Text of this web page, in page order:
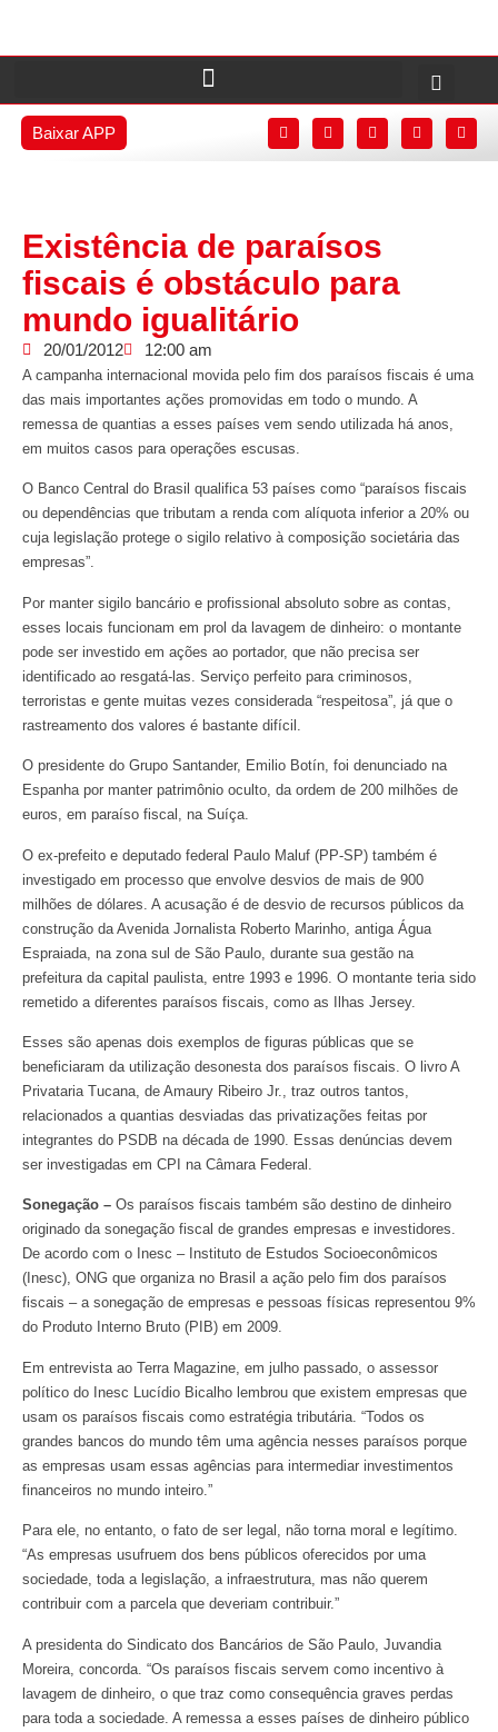
Baixar APP
Existência de paraísos
fiscais é obstáculo para
mundo igualitário
20/01/2012 12:00 am
A campanha internacional movida pelo fim dos paraísos fiscais é uma
das mais importantes ações promovidas em todo o mundo. A
remessa de quantias a esses países vem sendo utilizada há anos,
em muitos casos para operações escusas.
O Banco Central do Brasil qualifica 53 países como “paraísos fiscais
ou dependências que tributam a renda com alíquota inferior a 20% ou
cuja legislação protege o sigilo relativo à composição societária das
empresas”.
Por manter sigilo bancário e profissional absoluto sobre as contas,
esses locais funcionam em prol da lavagem de dinheiro: o montante
pode ser investido em ações ao portador, que não precisa ser
identificado ao resgatá-las. Serviço perfeito para criminosos,
terroristas e gente muitas vezes considerada “respeitosa”, já que o
rastreamento dos valores é bastante difícil.
O presidente do Grupo Santander, Emilio Botín, foi denunciado na
Espanha por manter patrimônio oculto, da ordem de 200 milhões de
euros, em paraíso fiscal, na Suíça.
O ex-prefeito e deputado federal Paulo Maluf (PP-SP) também é
investigado em processo que envolve desvios de mais de 900
milhões de dólares. A acusação é de desvio de recursos públicos da
construção da Avenida Jornalista Roberto Marinho, antiga Água
Espraiada, na zona sul de São Paulo, durante sua gestão na
prefeitura da capital paulista, entre 1993 e 1996. O montante teria sido
remetido a diferentes paraísos fiscais, como as Ilhas Jersey.
Esses são apenas dois exemplos de figuras públicas que se
beneficiaram da utilização desonesta dos paraísos fiscais. O livro A
Privataria Tucana, de Amaury Ribeiro Jr., traz outros tantos,
relacionados a quantias desviadas das privatizações feitas por
integrantes do PSDB na década de 1990. Essas denúncias devem
ser investigadas em CPI na Câmara Federal.
Sonegação – Os paraísos fiscais também são destino de dinheiro
originado da sonegação fiscal de grandes empresas e investidores.
De acordo com o Inesc – Instituto de Estudos Socioeconômicos
(Inesc), ONG que organiza no Brasil a ação pelo fim dos paraísos
fiscais – a sonegação de empresas e pessoas físicas representou 9%
do Produto Interno Bruto (PIB) em 2009.
Em entrevista ao Terra Magazine, em julho passado, o assessor
político do Inesc Lucídio Bicalho lembrou que existem empresas que
usam os paraísos fiscais como estratégia tributária. “Todos os
grandes bancos do mundo têm uma agência nesses paraísos porque
as empresas usam essas agências para intermediar investimentos
financeiros no mundo inteiro.”
Para ele, no entanto, o fato de ser legal, não torna moral e legítimo.
“As empresas usufruem dos bens públicos oferecidos por uma
sociedade, toda a legislação, a infraestrutura, mas não querem
contribuir com a parcela que deveriam contribuir.”
A presidenta do Sindicato dos Bancários de São Paulo, Juvandia
Moreira, concorda. “Os paraísos fiscais servem como incentivo à
lavagem de dinheiro, o que traz como consequência graves perdas
para toda a sociedade. A remessa a esses países de dinheiro público